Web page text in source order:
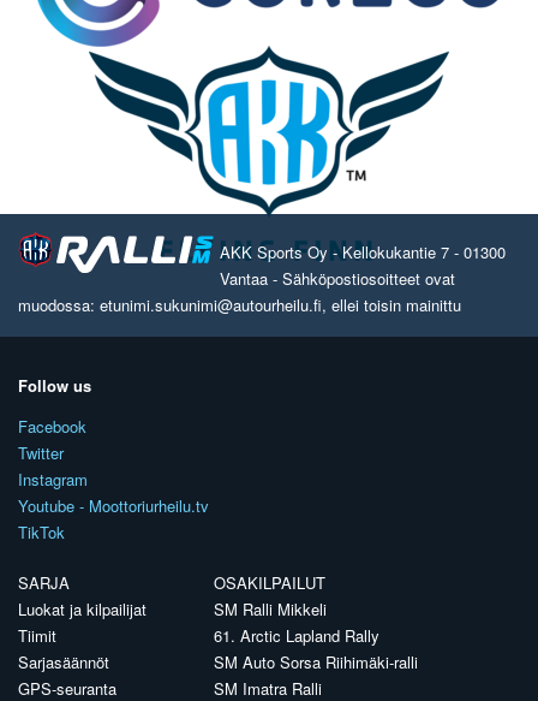
AKK Sports Oy - Kellokukantie 7 - 01300
Vantaa - Sähköpostiosoitteet ovat
muodossa: etunimi.sukunimi@autourheilu.fi, ellei toisin mainittu
Follow us
Facebook
Twitter
Instagram
Youtube - Moottoriurheilu.tv
TikTok
SARJA
Luokat ja kilpailijat
Tiimit
Sarjasäännöt
GPS-seuranta
OSAKILPAILUT
SM Ralli Mikkeli
61. Arctic Lapland Rally
SM Auto Sorsa Riihimäki-ralli
SM Imatra Ralli